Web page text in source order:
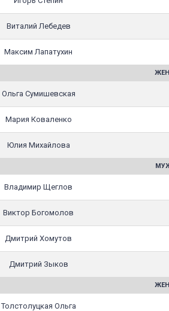
Виталий Лебедев
Максим Лапатухин
Ольга Сумишевская
Мария Коваленко
Юлия Михайлова
Владимир Щеглов
Виктор Богомолов
Дмитрий Хомутов
Дмитрий Зыков
Толстолуцкая Ольга